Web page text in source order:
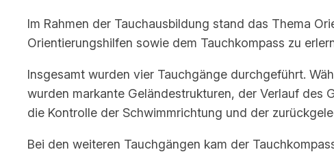
Im Rahmen der Tauchausbildung stand das Thema
Orientierungshilfen sowie dem Tauchkompass zu
Insgesamt wurden vier Tauchgänge durchgeführt.
wurden markante Geländestrukturen, der Verlauf
die Kontrolle der Schwimmrichtung und der
Bei den weiteren Tauchgängen kam der